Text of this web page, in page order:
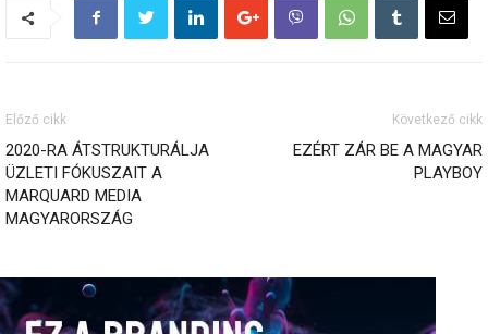
Előző cikk
2020-RA ÁTSTRUKTURÁLJA
ÜZLETI FÓKUSZAIT A
MARQUARD MEDIA
MAGYARORSZÁG
Következő cikk
EZÉRT ZÁR BE A MAGYAR
PLAYBOY